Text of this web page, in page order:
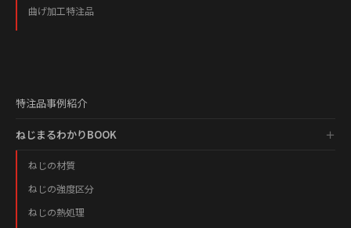
曲げ加工特注品
特注品事例紹介
ねじまるわかりBOOK
ねじの材質
ねじの強度区分
ねじの熱処理